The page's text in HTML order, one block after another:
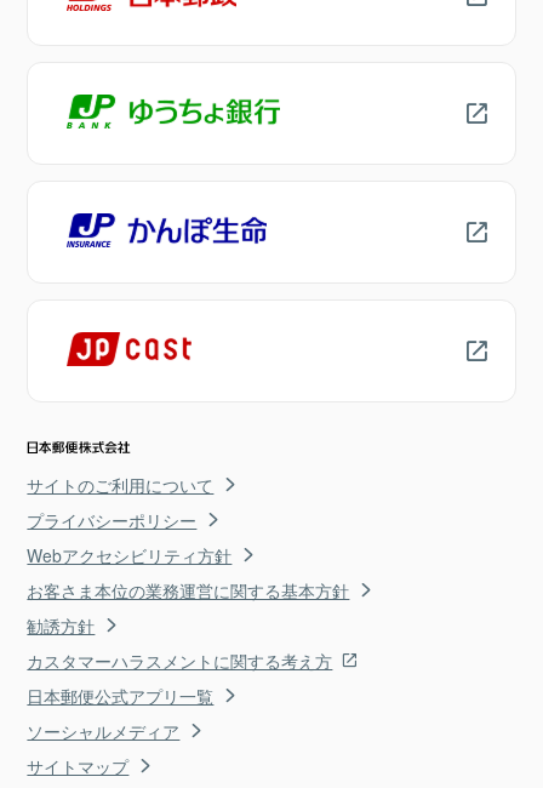
サイトのご利用について
プライバシーポリシー
Webアクセシビリティ方針
お客さま本位の業務運営に関する基本方針
勧誘方針
カスタマーハラスメントに関する考え方
日本郵便公式アプリ一覧
ソーシャルメディア
サイトマップ